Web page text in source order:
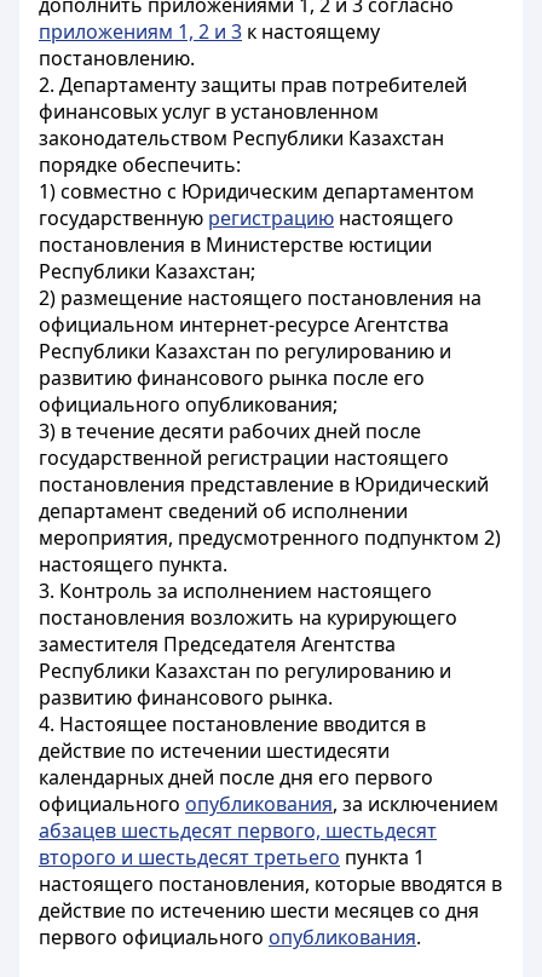
приложениям 1, 2 и 3 к настоящему
постановлению.
2. Департаменту защиты прав потребителей
финансовых услуг в установленном
законодательством Республики Казахстан
порядке обеспечить:
1) совместно с Юридическим департаментом
государственную регистрацию настоящего
постановления в Министерстве юстиции
Республики Казахстан;
2) размещение настоящего постановления на
официальном интернет-ресурсе Агентства
Республики Казахстан по регулированию и
развитию финансового рынка после его
официального опубликования;
3) в течение десяти рабочих дней после
государственной регистрации настоящего
постановления представление в Юридический
департамент сведений об исполнении
мероприятия, предусмотренного подпунктом 2)
настоящего пункта.
3. Контроль за исполнением настоящего
постановления возложить на курирующего
заместителя Председателя Агентства
Республики Казахстан по регулированию и
развитию финансового рынка.
4. Настоящее постановление вводится в
действие по истечении шестидесяти
календарных дней после дня его первого
официального опубликования, за исключением
абзацев шестьдесят первого, шестьдесят
второго и шестьдесят третьего пункта 1
настоящего постановления, которые вводятся в
действие по истечению шести месяцев со дня
первого официального опубликования.